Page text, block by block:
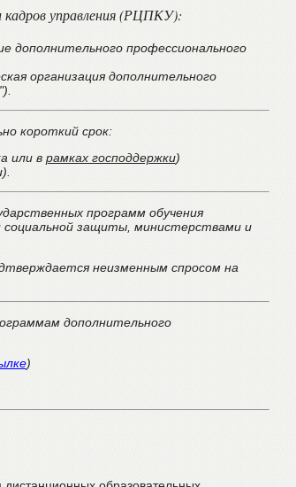
кадров управления (РЦПКУ):
дополнительного профессионального
организация дополнительного
короткий срок:
или в рамках господдержки)
программ обучения
социальной защиты, министерствами и
неизменным спросом на
дополнительного
)